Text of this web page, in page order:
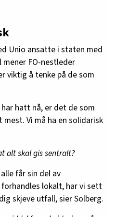
Unio ansatte i staten med
FO-nestleder
viktig å tenke på de som
hatt nå, er det de som
Vi må ha en solidarisk
alt skal gis sentralt?
får sin del av
lokalt, har vi sett
skjeve utfall, sier Solberg.